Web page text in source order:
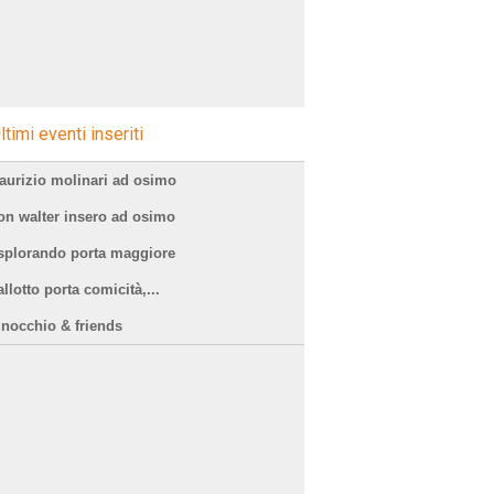
eventi inseriti
molinari ad osimo
walter insero ad osimo
porta maggiore
porta comicità,...
& friends